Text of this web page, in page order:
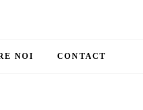
NOI CONTACT